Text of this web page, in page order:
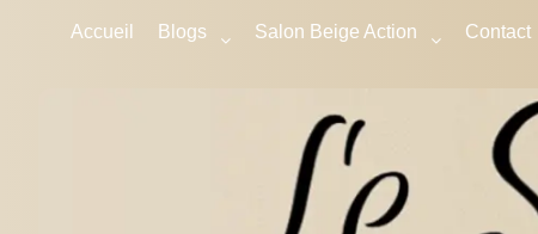
Accueil Blogs Salon Beige Action Contact